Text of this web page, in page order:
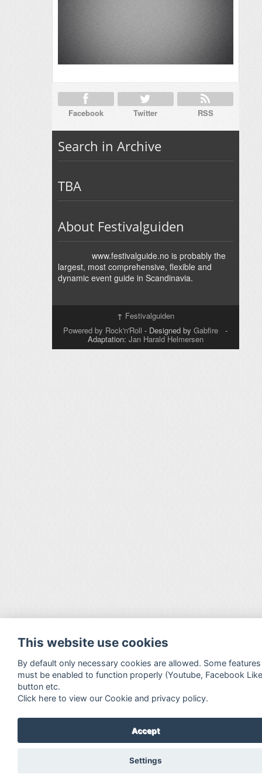
Facebook Twitter RSS
Search in Archive
TBA
About Festivalguiden
www.festivalguide.no is probably the
largest, most comprehensive, flexible and
dynamic event guide in Scandinavia.
↑ Festivalguiden
Powered by Rock'n'Roll - Designed by Gabfire -
Adaptation: Jan Harald Helmersen
This website use cookies
By default only necessary cookies are allowed. Some features
must be enabled to function properly (Youtube, Facebook
button etc.
Click here to view our Cookie and privacy policy.
Accept
Settings